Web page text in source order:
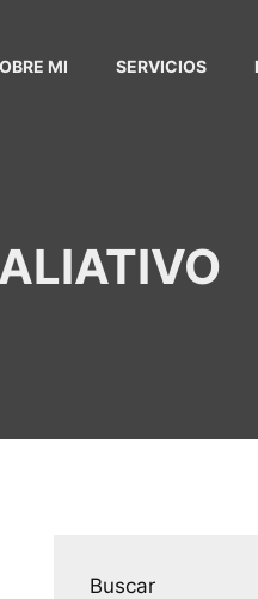
MI SERVICIOS
Buscar